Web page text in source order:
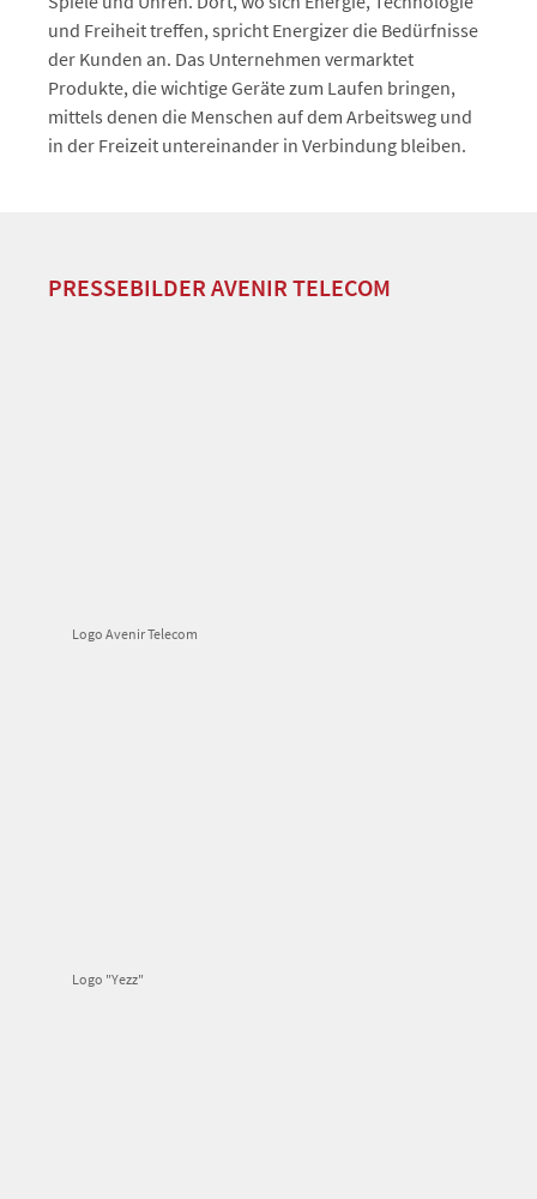
und Freiheit treffen, spricht Energizer die Bedürfnisse
der Kunden an. Das Unternehmen vermarktet
Produkte, die wichtige Geräte zum Laufen bringen,
mittels denen die Menschen auf dem Arbeitsweg und
in der Freizeit untereinander in Verbindung bleiben.
PRESSEBILDER AVENIR TELECOM
Logo Avenir Telecom
Logo "Yezz"